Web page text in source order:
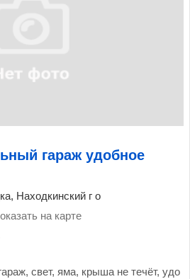
гараж удобное
Находкинский г о
на карте
свет, яма, крыша не течёт, удо